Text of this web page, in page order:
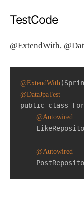
TestCode
@ExtendWith,
@ExtendWith
@DataJpaTest
public class
@Autowired
@Autowired